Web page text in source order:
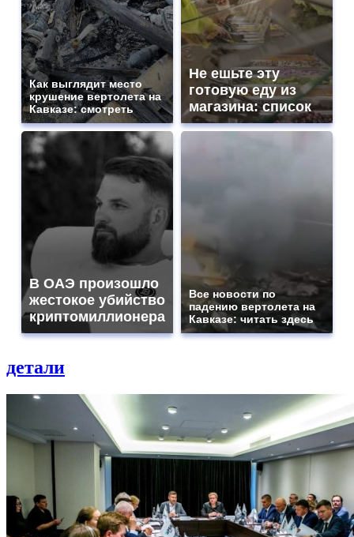
Как выглядит место
крушение вертолета на
Кавказе: смотреть
Не ешьте эту
готовую еду из
магазина: список
В ОАЭ произошло
жестокое убийство
криптомиллионера
Все новости по
падению вертолета на
Кавказе: читать здесь
детали